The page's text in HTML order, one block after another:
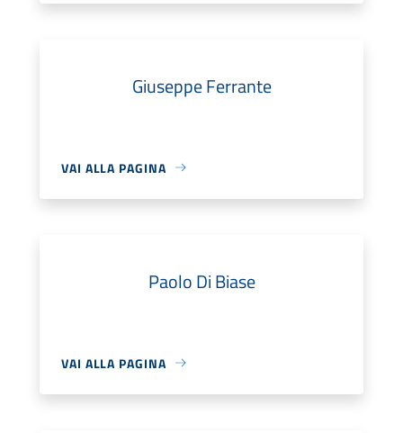
Giuseppe Ferrante
VAI ALLA PAGINA
Paolo Di Biase
VAI ALLA PAGINA